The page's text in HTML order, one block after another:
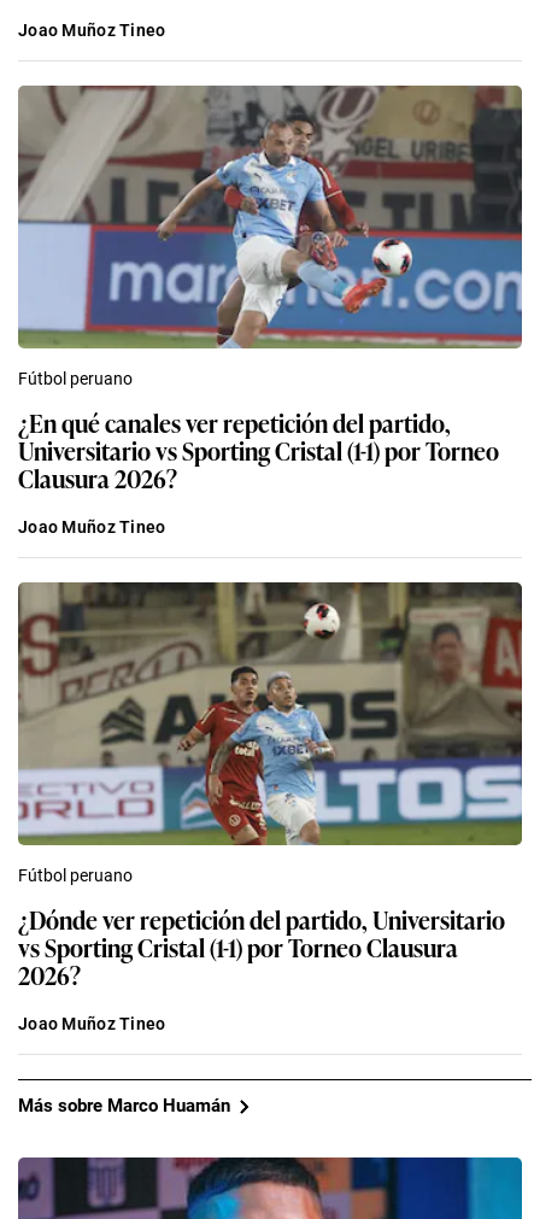
Joao Muñoz Tineo
Fútbol peruano
¿En qué canales ver repetición del partido,
Universitario vs Sporting Cristal (1-1) por Torneo
Clausura 2026?
Joao Muñoz Tineo
Fútbol peruano
¿Dónde ver repetición del partido, Universitario
vs Sporting Cristal (1-1) por Torneo Clausura
2026?
Joao Muñoz Tineo
Más sobre Marco Huamán